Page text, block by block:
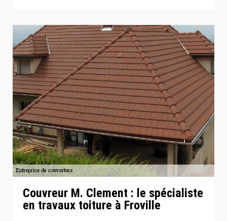
Couvreur M. Clement : le spécialiste
en travaux toiture à Froville